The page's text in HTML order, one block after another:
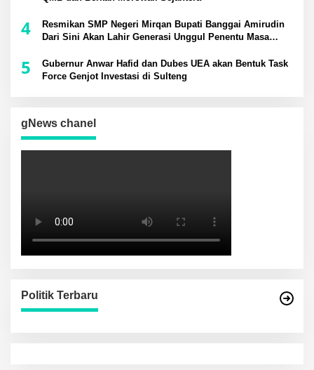
4
Resmikan SMP Negeri Mirqan Bupati Banggai Amirudin
Dari Sini Akan Lahir Generasi Unggul Penentu Masa
5
Gubernur Anwar Hafid dan Dubes UEA akan Bentuk Task
Force Genjot Investasi di Sulteng
gNews chanel
Politik Terbaru